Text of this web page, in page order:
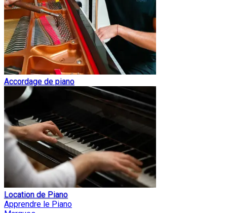
Accordage de piano
Location de Piano
Apprendre le Piano